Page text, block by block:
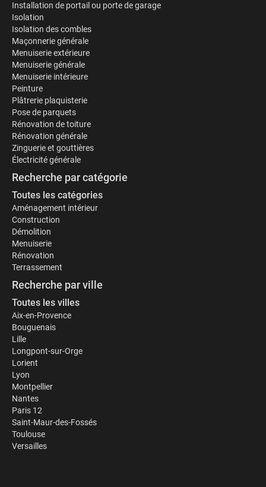
Installation de portail ou porte de garage
Isolation
Isolation des combles
Maçonnerie générale
Menuiserie extérieure
Menuiserie générale
Menuiserie intérieure
Peinture
Plâtrerie plaquisterie
Pose de parquets
Rénovation de toiture
Rénovation générale
Zinguerie et gouttières
Électricité générale
Recherche par catégorie
Toutes les catégories
Aménagement intérieur
Construction
Démolition
Menuiserie
Rénovation
Terrassement
Recherche par ville
Toutes les villes
Aix-en-Provence
Bouguenais
Lille
Longpont-sur-Orge
Lorient
Lyon
Montpellier
Nantes
Paris 12
Saint-Maur-des-Fossés
Toulouse
Versailles